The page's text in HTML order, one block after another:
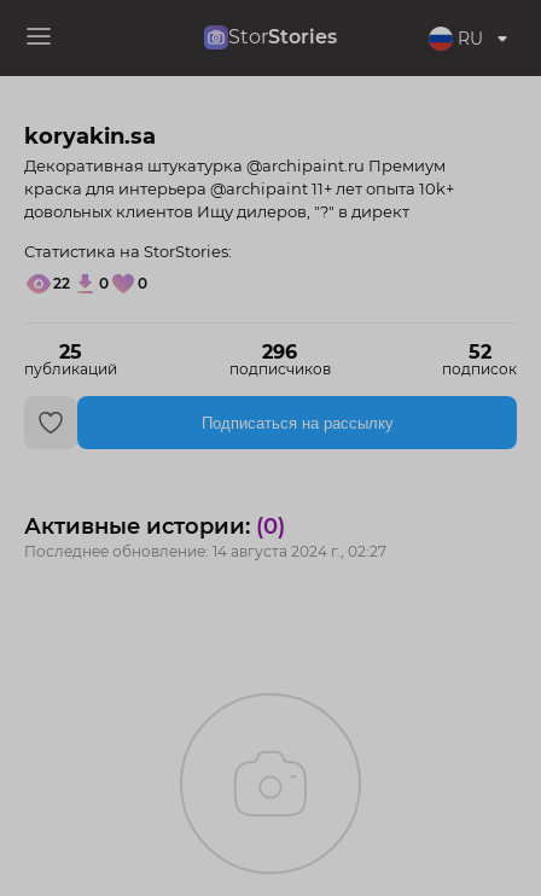
StorStories RU
koryakin.sa
25
публикаций
296
подписчиков
52
подписок
Декоративная штукатурка @archipaint.ru Премиум
краска для интерьера @archipaint 11+ лет опыта 10k+
довольных клиентов Ищу дилеров, "?" в директ
Статистика на StorStories:
22 0 0
Подписаться на рассылку
Активные истории: (0)
Последнее обновление: 14 августа 2024 г., 02:27